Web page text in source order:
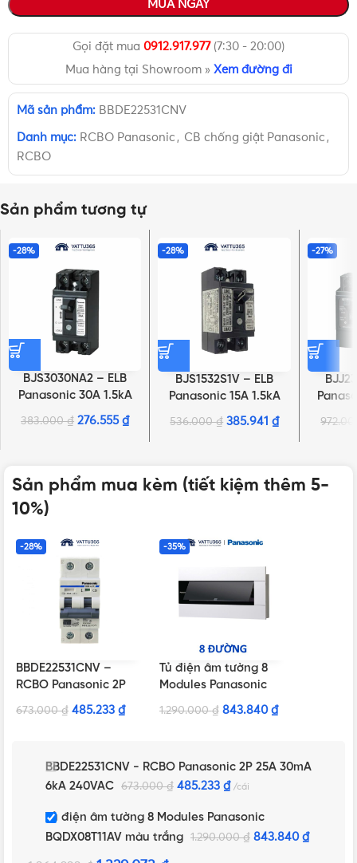
MUA NGAY
Gọi đặt mua 0912.917.977(7:30 - 20:00)
Mua hàng tại Showroom » Xem đường đi
Mã sản phẩm: BBDE22531CNV
Danh mục: RCBO Panasonic , CB chống giật Panasonic ,
RCBO
Sản phẩm tương tự
-28%
BJS3030NA2 – ELB
Panasonic 30A 1.5kA
30mA
383.000₫ 276.555₫
-28%
BJS1532S1V – ELB
Panasonic 15A 1.5kA
30mA
536.000₫ 385.941₫
-27%
Sản phẩm mua kèm (tiết kiệm thêm 5-
10%)
-28%
BBDE22531CNV –
RCBO Panasonic 2P
25A 30mA 6kA
673.000₫ 485.233 ₫
-35%
Tủ điện âm tường 8
Modules Panasonic
BQDX08T11AV màu
1.290.000₫ 843.840 ₫
BBDE22531CNV - RCBO Panasonic 2P 25A 30mA
6kA 240VAC
673.000₫ 485.233 ₫ cái
Tủ điện âm tường 8 Modules Panasonic
BQDX08T11AV màu trắng
1.290.000₫ 843.840 ₫